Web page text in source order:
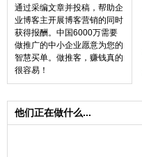
通过采编文章并投稿，帮助企
业博客主开展博客营销的同时
获得报酬。中国6000万需要
做推广的中小企业愿意为您的
智慧买单。做推客，赚钱真的
很容易！
他们正在做什么...